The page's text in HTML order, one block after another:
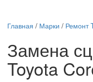
Главная / Марки / Ремонт
Замена
Toyota